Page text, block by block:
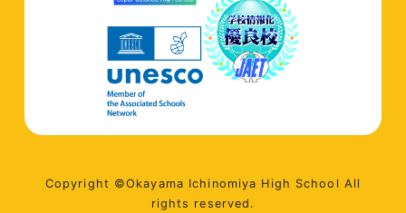
Copyright ©Okayama Ichinomiya High School All
rights reserved.